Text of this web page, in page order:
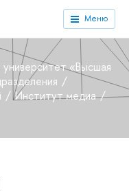
Меню
университет «Высшая
Институт медиа